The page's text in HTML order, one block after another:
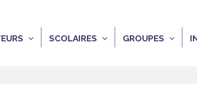
SCOLAIRES GROUPES